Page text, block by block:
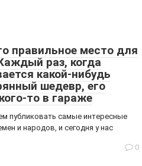
правильное место для
раз, когда
какой-нибудь
шедевр, его
то в гараже
публиковать самые интересные
и народов, и сегодня у нас
0